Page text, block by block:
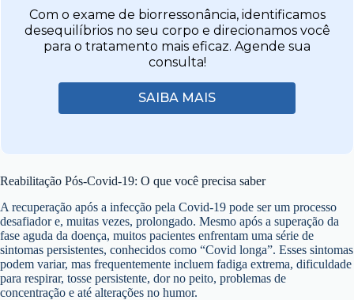
Com o exame de biorressonância, identificamos
desequilíbrios no seu corpo e direcionamos você
para o tratamento mais eficaz. Agende sua
consulta!
SAIBA MAIS
Reabilitação Pós-Covid-19: O que você precisa saber
A recuperação após a infecção pela Covid-19 pode ser um processo
desafiador e, muitas vezes, prolongado. Mesmo após a superação da
fase aguda da doença, muitos pacientes enfrentam uma série de
sintomas persistentes, conhecidos como “Covid longa”. Esses sintomas
podem variar, mas frequentemente incluem fadiga extrema, dificuldade
para respirar, tosse persistente, dor no peito, problemas de
concentração e até alterações no humor.